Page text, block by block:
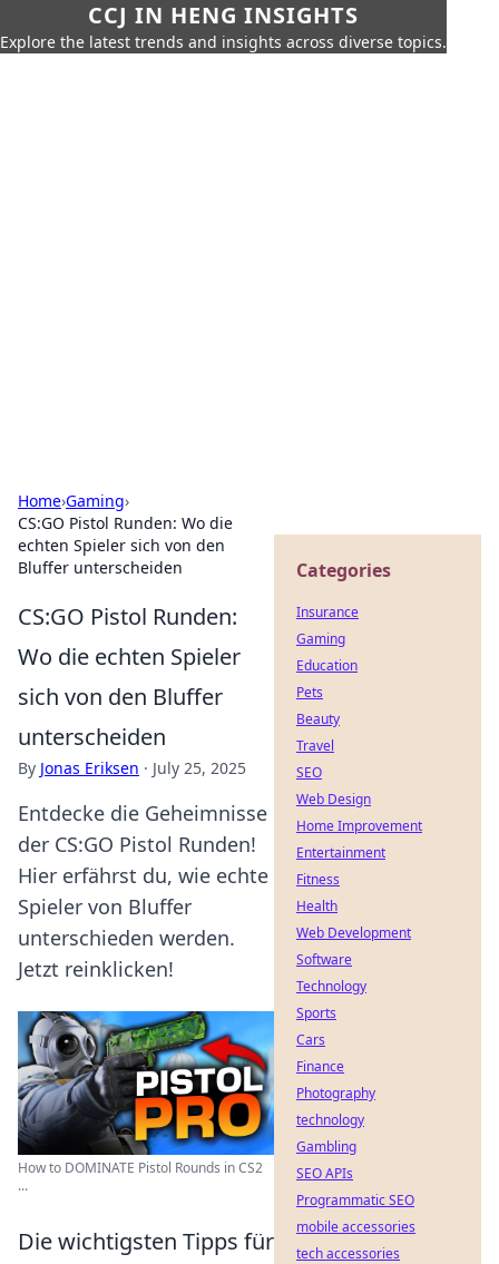
CCJ IN HENG INSIGHTS
Explore the latest trends and insights across diverse topics.
Home›Gaming›
CS:GO Pistol Runden: Wo die
echten Spieler sich von den
Bluffer unterscheiden
CS:GO Pistol Runden:
Wo die echten Spieler
sich von den Bluffer
unterscheiden
By Jonas Eriksen · July 25, 2025
Entdecke die Geheimnisse
der CS:GO Pistol Runden!
Hier erfährst du, wie echte
Spieler von Bluffer
unterschieden werden.
Jetzt reinklicken!
How to DOMINATE Pistol Rounds in CS2
...
Die wichtigsten Tipps für
Categories
Insurance
Gaming
Education
Pets
Beauty
Travel
SEO
Web Design
Home Improvement
Entertainment
Fitness
Health
Web Development
Software
Technology
Sports
Cars
Finance
Photography
technology
Gambling
SEO APIs
Programmatic SEO
mobile accessories
tech accessories